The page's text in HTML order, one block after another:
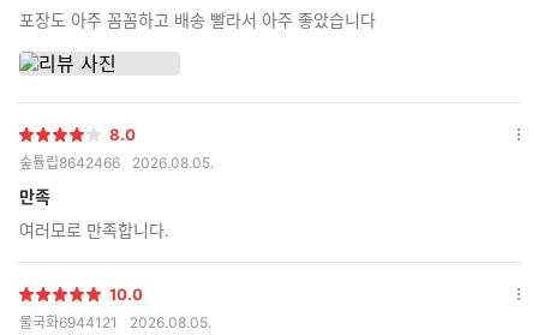
포장도 아주 꼼꼼하고 배송 빨라서 아주 좋았습니다
별
점
8.0
숲튤립8642466 2026.08.05.
만족
여러모로 만족합니다.
옵
별
점
10.0
물국화6944121 2026.08.05.
옵